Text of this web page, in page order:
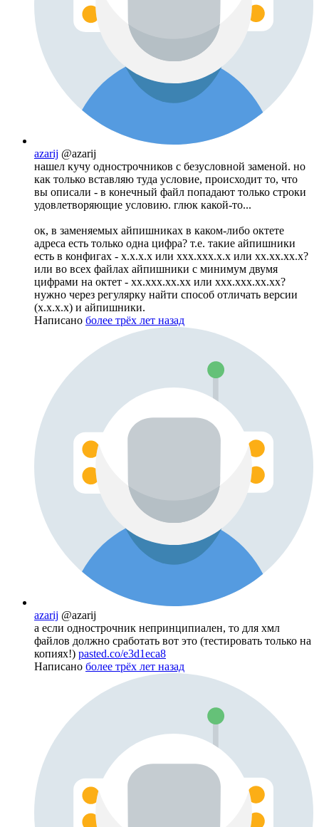
azarij @azarij
нашел кучу однострочников с безусловной заменой. но
как только вставляю туда условие, происходит то, что
вы описали - в конечный файл попадают только строки
удовлетворяющие условию. глюк какой-то...
ок, в заменяемых айпишниках в каком-либо октете
адреса есть только одна цифра? т.е. такие айпишники
есть в конфигах - х.х.х.х или ххх.ххх.х.х или хх.хх.хх.х?
или во всех файлах айпишники с минимум двумя
цифрами на октет - хх.ххх.хх.хх или ххх.ххх.хх.хх?
нужно через регулярку найти способ отличать версии
(х.х.х.х) и айпишники.
Написано более трёх лет назад
azarij @azarij
а если однострочник непринципиален, то для хмл
файлов должно сработать вот это (тестировать только на
копиях!) pasted.co/e3d1eca8
Написано более трёх лет назад